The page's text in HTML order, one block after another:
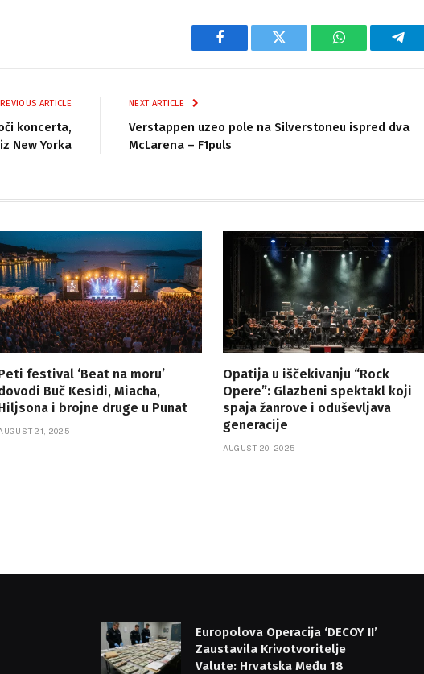
Facebook Twitter WhatsApp
ARTICLE
koncerta,
New Yorka
NEXT ARTICLE
Verstappen uzeo pole na Silverstoneu ispred dva
McLarena – F1puls
festival ‘Beat na moru’
Buč Kesidi, Miacha,
i brojne druge u Punat
21, 2025
Opatija u iščekivanju “Rock
Opere”: Glazbeni spektakl koji
spaja žanrove i oduševljava
generacije
AUGUST 20, 2025
Europolova Operacija ‘DECOY II’
Zaustavila Krivotvoritelje
Valute: Hrvatska Među 18